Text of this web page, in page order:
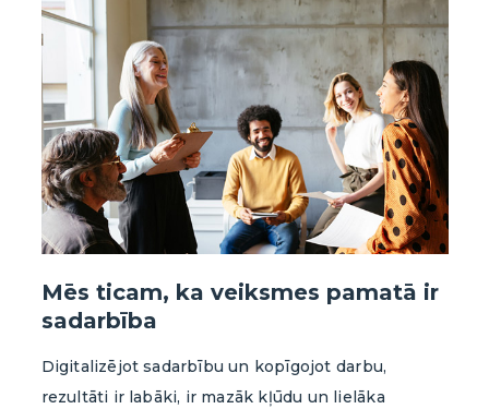
Mēs ticam, ka veiksmes pamatā ir
sadarbība
Digitalizējot sadarbību un kopīgojot darbu,
rezultāti ir labāki, ir mazāk kļūdu un lielāka